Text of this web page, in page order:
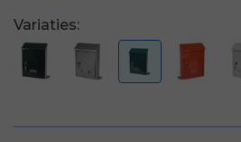
Variaties: